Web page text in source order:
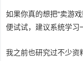
如果你真的想把“卖游
便试试，建议系统学习
我之前也研究过不少资